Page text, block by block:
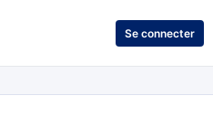
Se connecter